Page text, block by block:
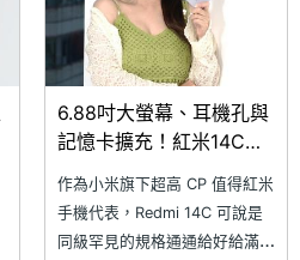
6.88吋大螢幕、耳機孔與
記憶卡擴充！紅米14C通
2(2025.2)
作為小米旗下超高 CP 值得紅米
手機代表，Redmi 14C 可說是
同級罕見的規格通通給好給滿！